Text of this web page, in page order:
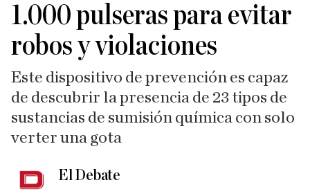
1.000 pulseras para evitar
robos y violaciones
Este dispositivo de prevención es capaz
de descubrir la presencia de 23 tipos de
sustancias de sumisión química con solo
verter una gota
El Debate